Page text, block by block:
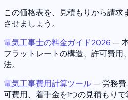
この価格表を、見積もりから請求
させましょう。
電気工事士の料金ガイド2026 —
フラットレートの構造、許可費用
法。
電気工事費用計算ツール — 労務費
可費用、着手金を1つの見積もりで